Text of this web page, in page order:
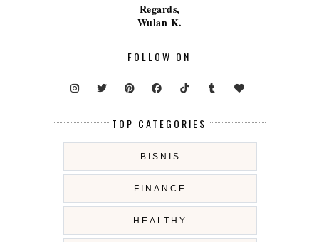
Regards,
Wulan K.
FOLLOW ON
TOP CATEGORIES
BISNIS
FINANCE
HEALTHY